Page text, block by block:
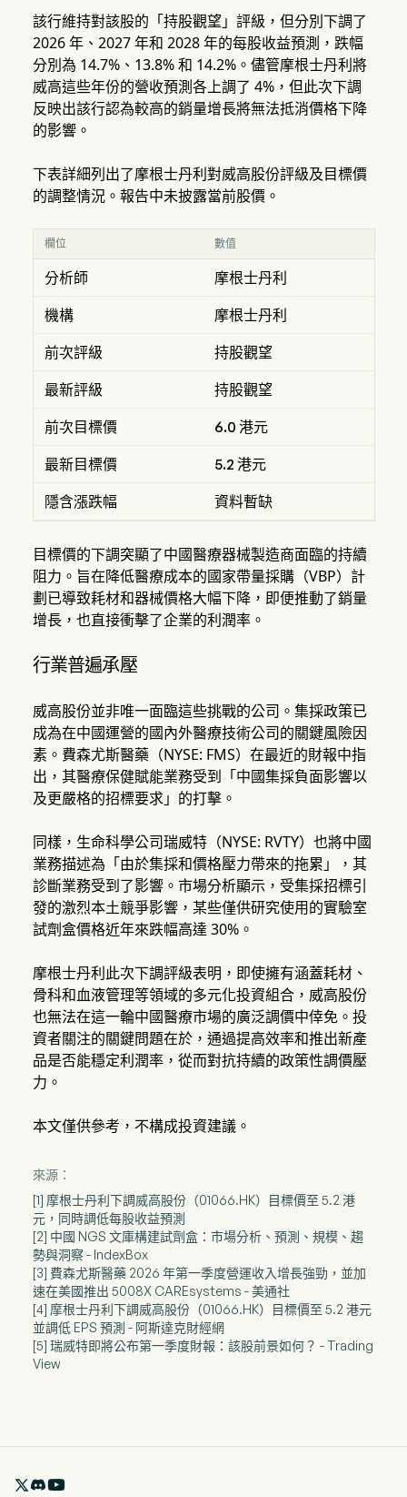
該行維持對該股的「持股觀望」評級，但分別下調了
2026 年、2027 年和 2028 年的每股收益預測，跌幅
分別為 14.7%、13.8% 和 14.2%。儘管摩根士丹利將
威高這些年份的營收預測各上調了 4%，但此次下調
反映出該行認為較高的銷量增長將無法抵消價格下降
的影響。
下表詳細列出了摩根士丹利對威高股份評級及目標價
的調整情況。報告中未披露當前股價。
欄位 數值
分析師 摩根士丹利
機構 摩根士丹利
前次評級 持股觀望
最新評級 持股觀望
前次目標價 6.0 港元
最新目標價 5.2 港元
隱含漲跌幅 資料暫缺
目標價的下調突顯了中國醫療器械製造商面臨的持續
阻力。旨在降低醫療成本的國家帶量採購（VBP）計
劃已導致耗材和器械價格大幅下降，即便推動了銷量
增長，也直接衝擊了企業的利潤率。
行業普遍承壓
威高股份並非唯一面臨這些挑戰的公司。集採政策已
成為在中國運營的國內外醫療技術公司的關鍵風險因
素。費森尤斯醫藥（NYSE: FMS）在最近的財報中指
出，其醫療保健賦能業務受到「中國集採負面影響以
及更嚴格的招標要求」的打擊。
同樣，生命科學公司瑞威特（NYSE: RVTY）也將中國
業務描述為「由於集採和價格壓力帶來的拖累」，其
診斷業務受到了影響。市場分析顯示，受集採招標引
發的激烈本土競爭影響，某些僅供研究使用的實驗室
試劑盒價格近年來跌幅高達 30%。
摩根士丹利此次下調評級表明，即使擁有涵蓋耗材、
骨科和血液管理等領域的多元化投資組合，威高股份
也無法在這一輪中國醫療市場的廣泛調價中倖免。投
資者關注的關鍵問題在於，通過提高效率和推出新產
品是否能穩定利潤率，從而對抗持續的政策性調價壓
力。
本文僅供參考，不構成投資建議。
來源：
[1] 摩根士丹利下調威高股份（01066.HK）目標價至 5.2 港
元，同時調低每股收益預測
[2] 中國 NGS 文庫構建試劑盒：市場分析、預測、規模、趨
勢與洞察 - IndexBox
[3] 費森尤斯醫藥 2026 年第一季度營運收入增長強勁，並加
速在美國推出 5008X CAREsystems - 美通社
[4] 摩根士丹利下調威高股份（01066.HK）目標價至 5.2 港元
並調低 EPS 預測 - 阿斯達克財經網
[5] 瑞威特即將公布第一季度財報：該股前景如何？ - Trading
View
